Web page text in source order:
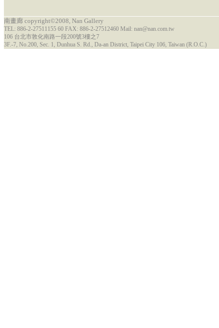
南畫廊 copyright©2008, Nan Gallery
TEL: 886-2-27511155 60 FAX: 886-2-27512460 Mail: nan@nan.com.tw
106 台北市敦化南路一段200號3樓之7
3F.-7, No.200, Sec. 1, Dunhua S. Rd., Da-an District, Taipei City 106, Taiwan (R.O.C.)